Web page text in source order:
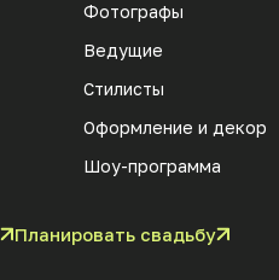
Фотографы
Ведущие
Стилисты
Оформление и декор
Шоу-программа
Планировать свадьбу